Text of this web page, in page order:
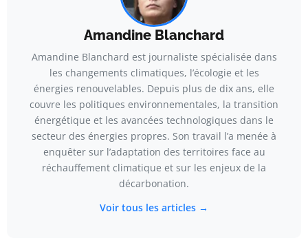
Amandine Blanchard
Amandine Blanchard est journaliste spécialisée dans
les changements climatiques, l’écologie et les
énergies renouvelables. Depuis plus de dix ans, elle
couvre les politiques environnementales, la transition
énergétique et les avancées technologiques dans le
secteur des énergies propres. Son travail l’a menée à
enquêter sur l’adaptation des territoires face au
réchauffement climatique et sur les enjeux de la
décarbonation.
Voir tous les articles →